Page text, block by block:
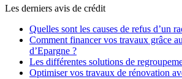
Les derniers avis de crédit
Quelles sont les causes de refus d’un
Comment financer vos travaux grâce
d’Epargne ?
Les différentes solutions de
Optimiser vos travaux de rénovation